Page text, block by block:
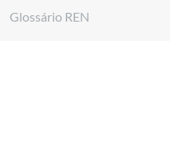
Glossário REN